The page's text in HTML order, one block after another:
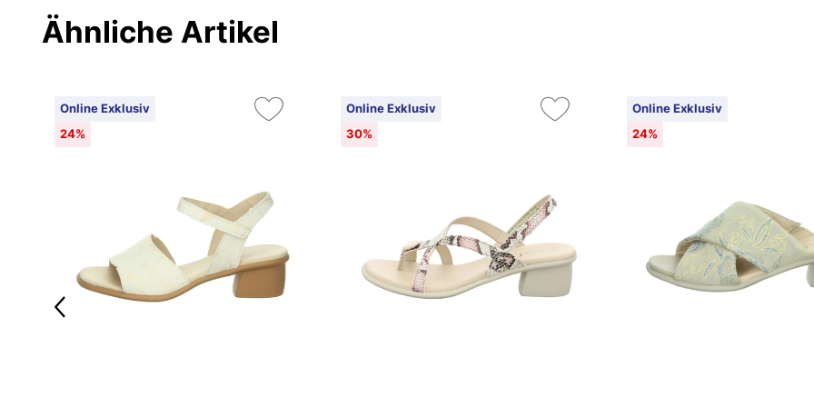
Ähnliche Artikel
Online Exklusiv
24%
Online Exklusiv
30%
Online Exklusiv
24%